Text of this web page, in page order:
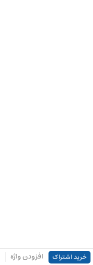
خرید اشتراک افزودن واژه